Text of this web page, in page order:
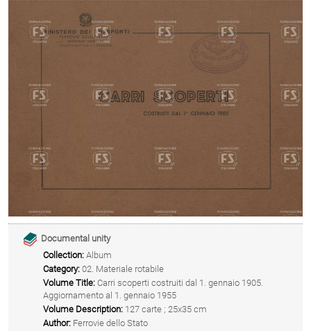
Documental unity
Collection: Album
Category: 02. Materiale rotabile
Volume Title: Carri scoperti costruiti dal 1. gennaio 1905.
Aggiornamento al 1. gennaio 1955
Volume Description: 127 carte ; 25x35 cm
Author: Ferrovie dello Stato